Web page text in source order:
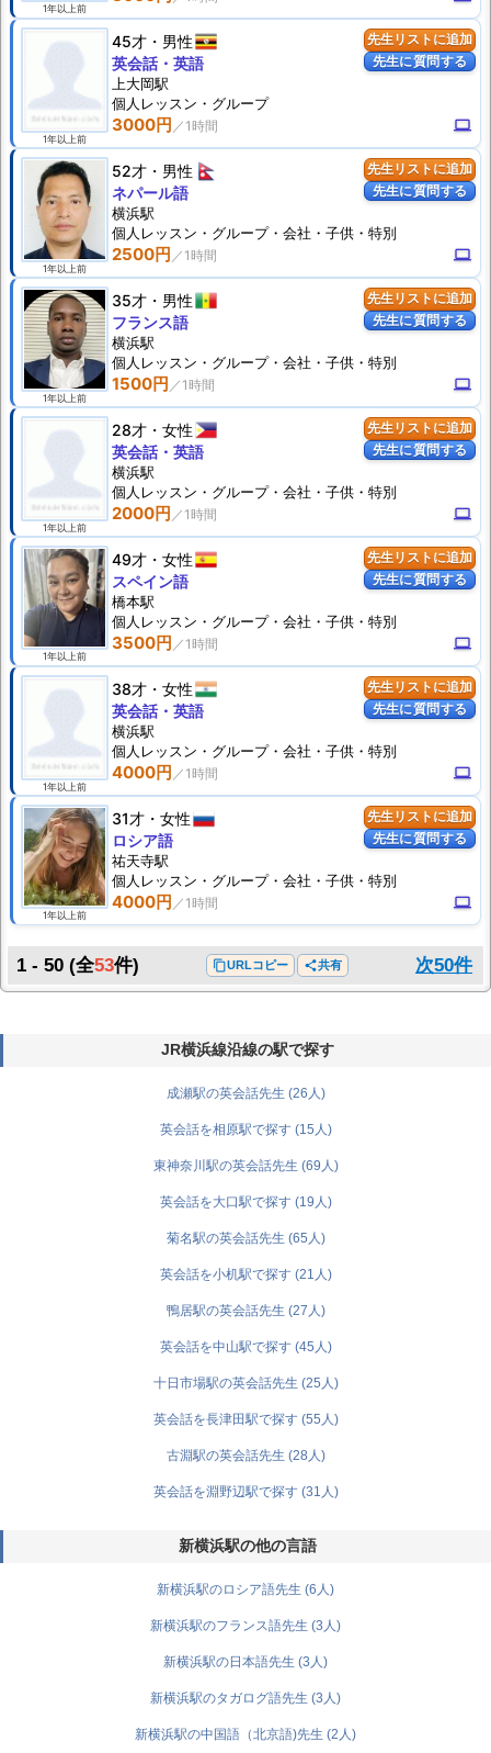
1年以上前
先生リストに追加
先生に質問する
1年以上前
45才 男性
3000円 computer
英会話・英語
上大岡駅
個人 レッスン ・グループ
先生リストに追加
先生に質問する
1年以上前
52才 男性
2500円 computer
ネパール語
横浜駅
個人 レッスン ・グループ・会社・子供・特別
先生リストに追加
先生に質問する
1年以上前
35才 男性
1500円 computer
フランス語
横浜駅
個人 レッスン ・グループ・会社・子供・特別
先生リストに追加
先生に質問する
1年以上前
28才 女性
2000円 computer
英会話・英語
横浜駅
個人 レッスン ・グループ・会社・子供・特別
先生リストに追加
先生に質問する
1年以上前
49才 女性
3500円 computer
スペイン語
橋本駅
個人 レッスン ・グループ・会社・子供・特別
先生リストに追加
先生に質問する
1年以上前
38才 女性
4000円 computer
英会話・英語
横浜駅
個人 レッスン ・グループ・会社・子供・特別
先生リストに追加
先生に質問する
1年以上前
31才 女性
4000円 computer
ロシア語
祐天寺駅
個人 レッスン ・グループ・会社・子供・特別
1 - 50 (全53件) content_copyURLコピー share共有 次50件
JR横浜線沿線の駅で探す
成瀬駅の英会話先生 (26人)
英会話を相原駅で探す (15人)
東神奈川駅の英会話先生 (69人)
英会話を大口駅で探す (19人)
菊名駅の英会話先生 (65人)
英会話を小机駅で探す (21人)
鴨居駅の英会話先生 (27人)
英会話を中山駅で探す (45人)
十日市場駅の英会話先生 (25人)
英会話を長津田駅で探す (55人)
古淵駅の英会話先生 (28人)
英会話を淵野辺駅で探す (31人)
新横浜駅の他の言語
新横浜駅のロシア語先生 (6人)
新横浜駅のフランス語先生 (3人)
新横浜駅の日本語先生 (3人)
新横浜駅のタガログ語先生 (3人)
新横浜駅の中国語（北京語)先生 (2人)